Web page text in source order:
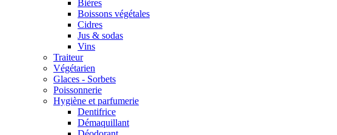
Bières
Boissons végétales
Cidres
Jus & sodas
Vins
Traiteur
Végétarien
Glaces - Sorbets
Poissonnerie
Hygiène et parfumerie
Dentifrice
Démaquillant